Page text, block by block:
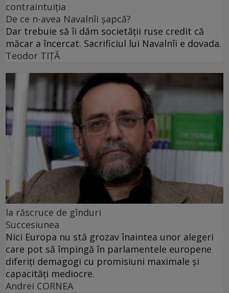
contraintuiția
De ce n-avea Navalnîi șapcă?
Dar trebuie să îi dăm societății ruse credit că
măcar a încercat. Sacrificiul lui Navalnîi e dovada.
Teodor TIŢĂ
la răscruce de gînduri
Succesiunea
Nici Europa nu stă grozav înaintea unor alegeri
care pot să împingă în parlamentele europene
diferiți demagogi cu promisiuni maximale și
capacități mediocre.
Andrei CORNEA